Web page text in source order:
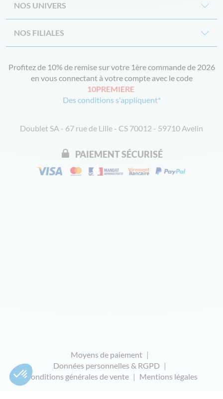
NOS UNIVERS
NOS FILIALES
Profitez de 10% de remise sur votre 1ère commande de 2026
en vous connectant à votre compte avec le code
10PREMIERE
Des conditions s'appliquent*
Doublet SA - 67 rue de Lille - CS 70012 - 59710 Avelin
PAIEMENT SÉCURISÉ
Moyens de paiement
Données personnelles & RGPD
Conditions générales de vente
Mentions légales